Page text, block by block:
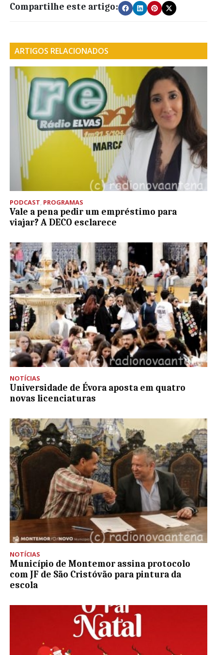
Compartilhe este artigo:
ARTIGOS RELACIONADOS
PODCAST, PROGRAMAS
Vale a pena pedir um empréstimo para
viajar? A DECO esclarece
NOTÍCIAS
Universidade de Évora aposta em quatro
novas licenciaturas
NOTÍCIAS
Município de Montemor assina protocolo
com JF de São Cristóvão para pintura da
escola